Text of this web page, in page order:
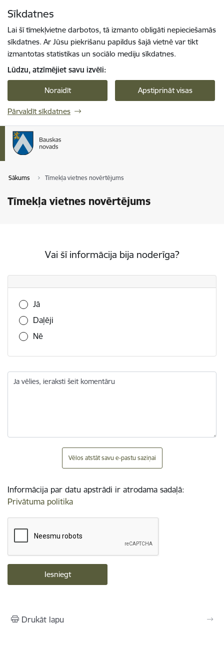
Sīkdatnes
Lai šī tīmekļvietne darbotos, tā izmanto obligāti nepieciešamās
sīkdatnes. Ar Jūsu piekrišanu papildus šajā vietnē var tikt
izmantotas statistikas un sociālo mediju sīkdatnes.
Lūdzu, atzīmējiet savu izvēli:
Noraidīt Apstiprināt visas
Pārvaldīt sīkdatnes
Sākums Tīmekļa vietnes novērtējums
Tīmekļa vietnes novērtējums
Vai šī informācija bija noderīga?
Vai šī informācija bija noderīga?
Jā
Daļēji
Nē
Ja vēlies, ieraksti šeit komentāru
Vēlos atstāt savu e-pastu saziņai
Informācija par datu apstrādi ir atrodama sadaļā:
Privātuma politika
Drukāt lapu